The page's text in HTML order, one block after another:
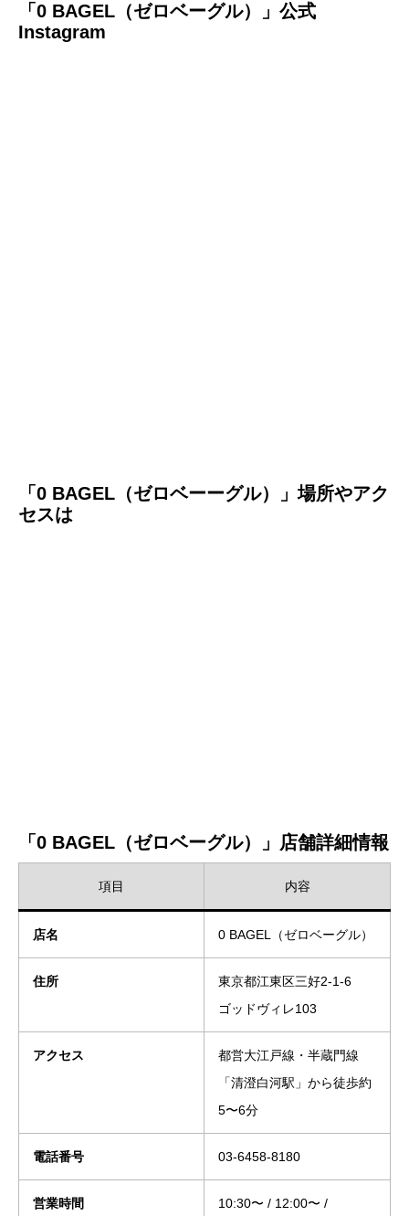
「0 BAGEL（ゼロベーグル）」公式
Instagram
「0 BAGEL（ゼロベーーグル）」場所やアク
セスは
「0 BAGEL（ゼロベーグル）」店舗詳細情報
項目 内容
店名 0 BAGEL（ゼロベーグル）
住所
東京都江東区三好2-1-6
ゴッドヴィレ103
アクセス
都営大江戸線・半蔵門線
「清澄白河駅」から徒歩約
5〜6分
電話番号 03-6458-8180
営業時間
10:30〜 / 12:00〜 /